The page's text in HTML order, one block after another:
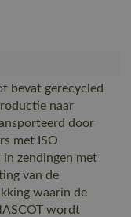
bevat gerecycled
naar
door
met ISO
zendingen met
van de
waarin de
wordt